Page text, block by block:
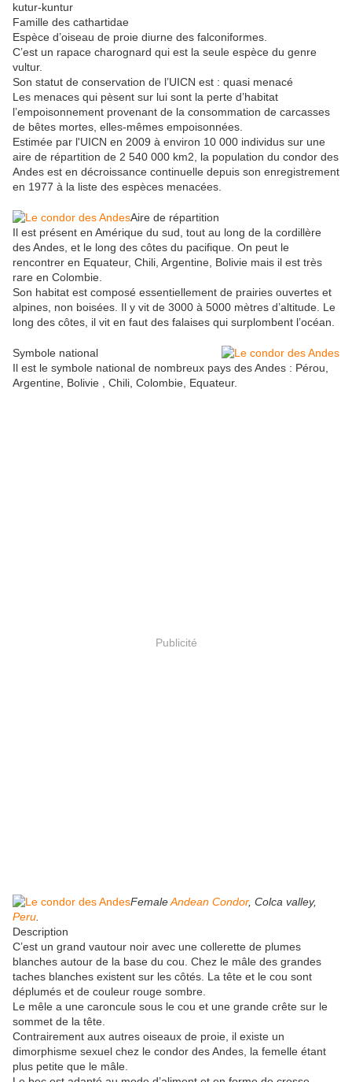
kutur-kuntur
Famille des cathartidae
Espèce d’oiseau de proie diurne des falconiformes.
C’est un rapace charognard qui est la seule espèce du genre
vultur.
Son statut de conservation de l’UICN est : quasi menacé
Les menaces qui pèsent sur lui sont la perte d’habitat
l’empoisonnement provenant de la consommation de carcasses
de bêtes mortes, elles-mêmes empoisonnées.
Estimée par l'UICN en 2009 à environ 10 000 individus sur une
aire de répartition de 2 540 000 km2, la population du condor des
Andes est en décroissance continuelle depuis son enregistrement
en 1977 à la liste des espèces menacées.
Aire de répartition
Il est présent en Amérique du sud, tout au long de la cordillère
des Andes, et le long des côtes du pacifique. On peut le
rencontrer en Equateur, Chili, Argentine, Bolivie mais il est très
rare en Colombie.
Son habitat est composé essentiellement de prairies ouvertes et
alpines, non boisées. Il y vit de 3000 à 5000 mètres d’altitude. Le
long des côtes, il vit en faut des falaises qui surplombent l’océan.
Symbole national
Il est le symbole national de nombreux pays des Andes : Pérou,
Argentine, Bolivie , Chili, Colombie, Equateur.
Publicité
FemaleAndean Condor, Colca valley,
Peru
Description
C’est un grand vautour noir avec une collerette de plumes
blanches autour de la base du cou. Chez le mâle des grandes
taches blanches existent sur les côtés. La tête et le cou sont
déplumés et de couleur rouge sombre.
Le mêle a une caroncule sous le cou et une grande crête sur le
sommet de la tête.
Contrairement aux autres oiseaux de proie, il existe un
dimorphisme sexuel chez le condor des Andes, la femelle étant
plus petite que le mâle.